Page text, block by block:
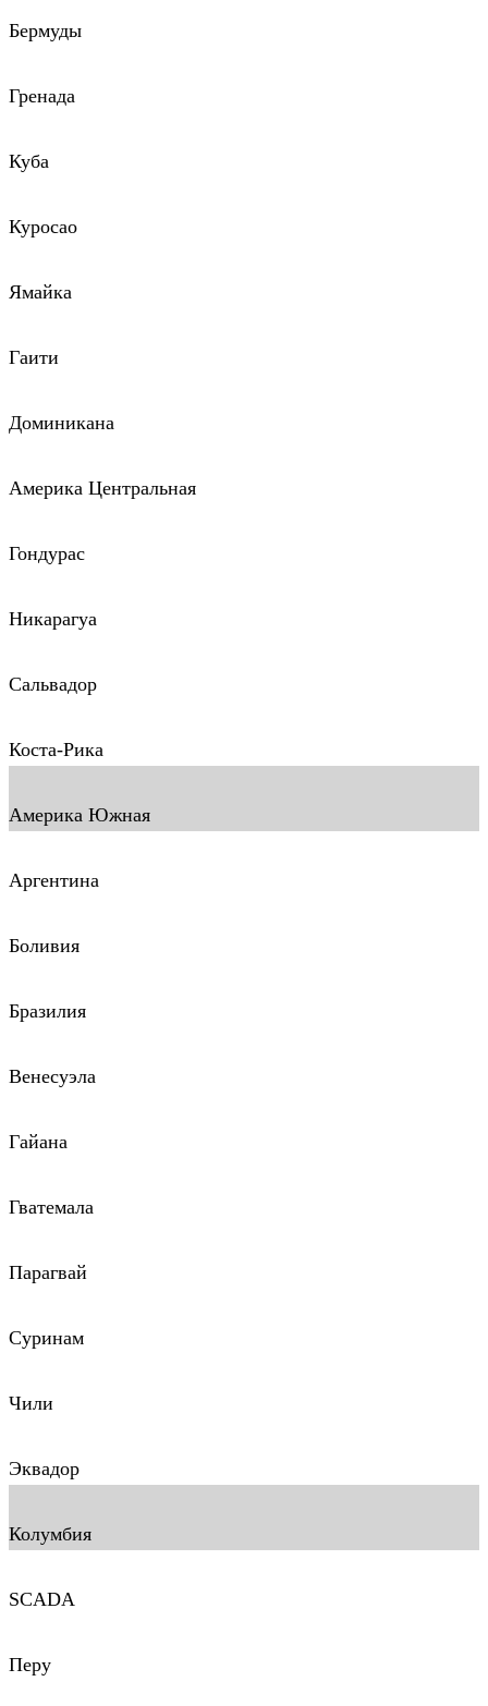
Бермуды
Гренада
Куба
Куросао
Ямайка
Гаити
Доминикана
Америка Центральная
Гондурас
Никарагуа
Сальвадор
Коста-Рика
Америка Южная
Аргентина
Боливия
Бразилия
Венесуэла
Гайана
Гватемала
Парагвай
Суринам
Чили
Эквадор
Колумбия
SCADA
Перу